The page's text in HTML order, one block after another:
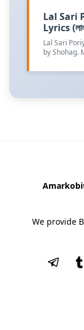
Lal Sari
Lyrics (লাল
Lal Sari
by Shohag.
We provide